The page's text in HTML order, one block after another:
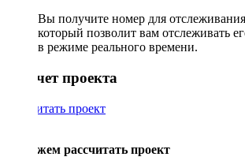
Вы получите номер для отслеживания
который позволит вам отслеживать
в режиме реального времени.
Рассчет проекта
Рассчитать проект
Поможем рассчитать проект